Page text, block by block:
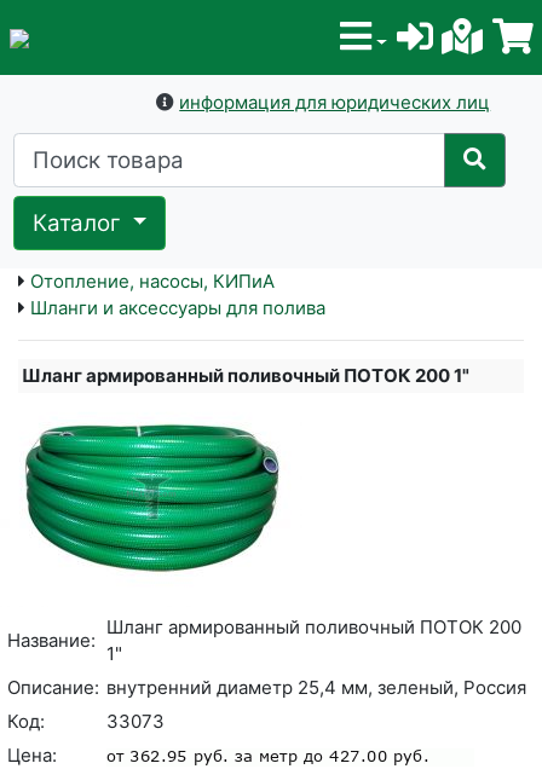
информация для юридических лиц
Каталог
Отопление, насосы, КИПиА
Шланги и аксессуары для полива
Шланг армированный поливочный ПОТОК 200 1"
Название:
Шланг армированный поливочный ПОТОК 200
1"
Описание: внутренний диаметр 25,4 мм, зеленый, Россия
Код:
33073
Цена: